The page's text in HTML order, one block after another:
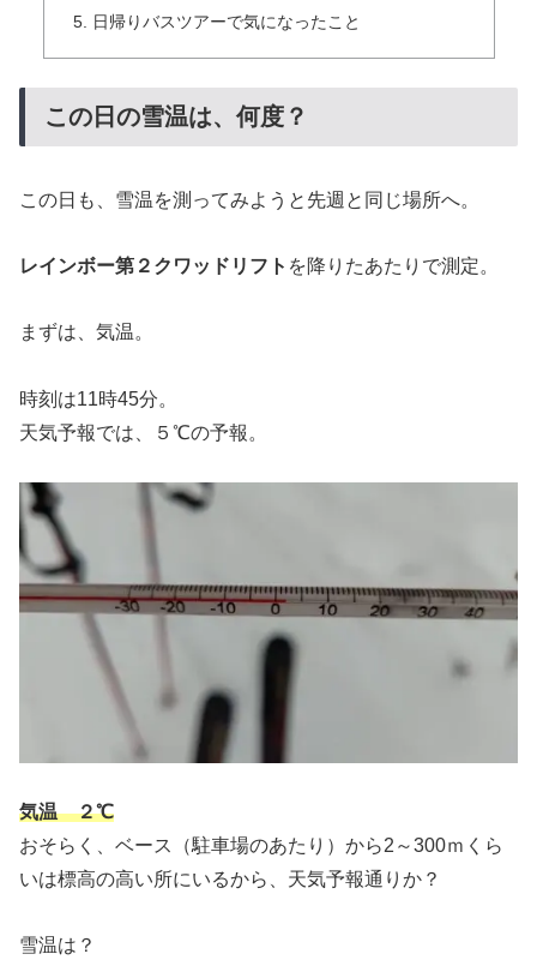
日帰りバスツアーで気になったこと
この日の雪温は、何度？
この日も、雪温を測ってみようと先週と同じ場所へ。
レインボー第２クワッドリフト を降りたあたりで測定。
まずは、気温。
時刻は11時45分。
天気予報では、５℃の予報。
気温 ２℃
おそらく、ベース（駐車場のあたり）から2～300ｍくら
いは標高の高い所にいるから、天気予報通りか？
雪温は？